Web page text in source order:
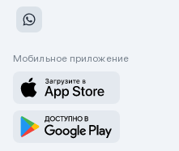
Мобильное приложение